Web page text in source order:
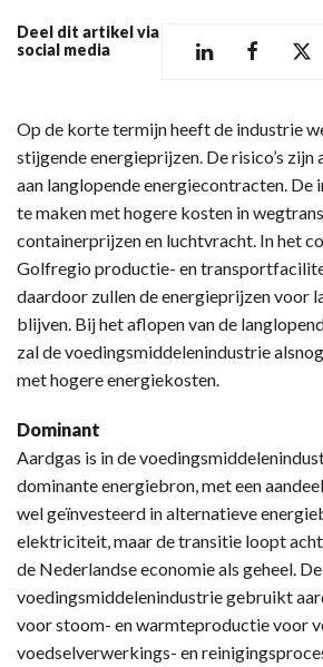
Deel dit artikel via
social media
Op de korte termijn heeft de industrie
stijgende energieprijzen. De risico’s
aan langlopende energiecontracten. De
te maken met hogere kosten in
containerprijzen en luchtvracht. In het
Golfregio productie- en
daardoor zullen de energieprijzen voor
blijven. Bij het aflopen van de
zal de voedingsmiddelenindustrie
met hogere energiekosten.
Dominant
Aardgas is in de
dominante energiebron, met een
wel geïnvesteerd in alternatieve
elektriciteit, maar de transitie loopt
de Nederlandse economie als geheel. De
voedingsmiddelenindustrie gebruikt
voor stoom- en warmteproductie voor
voedselverwerkings- en